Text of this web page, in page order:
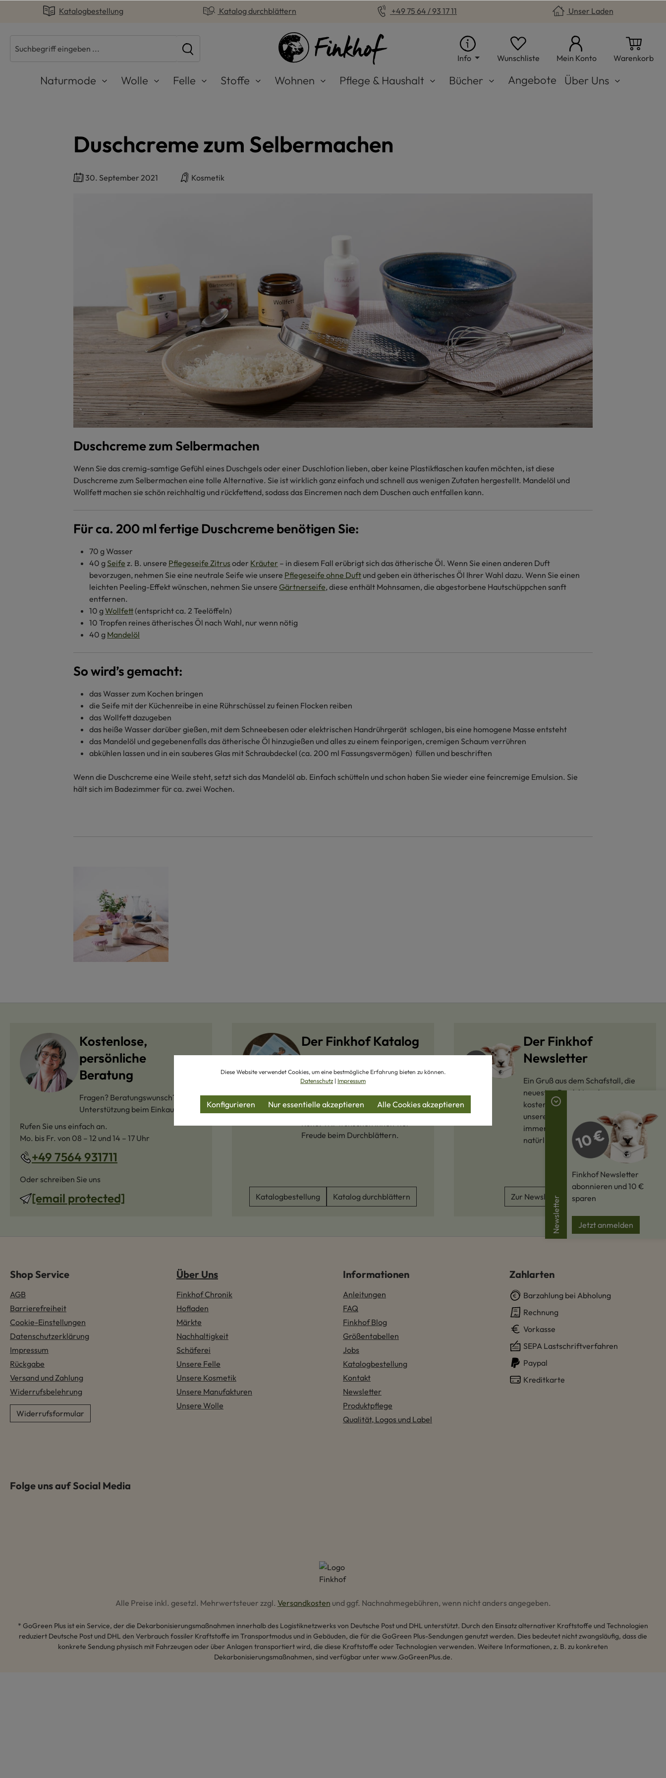
Zur Hauptnavigation springen
Katalogbestellung Katalog durchblättern +49 75 64 / 93 17 11 Unser Laden
Info Wunschliste Du hast 0 Produkte auf dem
Mein Konto Warenkorb
Naturmode Wolle Felle Stoffe Wohnen Pflege & Haushalt Bücher Angebote Über Uns
Duschcreme zum Selbermachen
30. September 2021 Kosmetik
Duschcreme zum Selbermachen
Wenn Sie das cremig-samtige Gefühl eines Duschgels oder einer Duschlotion lieben, aber keine Plastikflaschen kaufen möchten, ist diese
Duschcreme zum Selbermachen eine tolle Alternative. Sie ist wirklich ganz einfach und schnell aus wenigen Zutaten hergestellt. Mandelöl und
Wollfett machen sie schön reichhaltig und rückfettend, sodass das Eincremen nach dem Duschen auch entfallen kann.
Für ca. 200 ml fertige Duschcreme benötigen Sie:
70 g Wasser
40 g Seife z. B. unsere Pflegeseife Zitrusoder Kräuter – in diesem Fall erübrigt sich das ätherische Öl. Wenn Sie einen anderen Duft
bevorzugen, nehmen Sie eine neutrale Seife wie unsere Pflegeseife ohne Duft und geben ein ätherisches Öl Ihrer Wahl dazu. Wenn Sie einen
leichten Peeling-Effekt wünschen, nehmen Sie unsere Gärtnerseife, diese enthält Mohnsamen, die abgestorbene Hautschüppchen sanft
entfernen.
10 g Wollfett(entspricht ca. 2 Teelöffeln)
10 Tropfen reines ätherisches Öl nach Wahl, nur wenn nötig
40 g Mandelöl
So wird’s gemacht:
das Wasser zum Kochen bringen
die Seife mit der Küchenreibe in eine Rührschüssel zu feinen Flocken reiben
das Wollfett dazugeben
das heiße Wasser darüber gießen, mit dem Schneebesen oder elektrischen Handrührgerät schlagen, bis eine homogene Masse entsteht
das Mandelöl und gegebenenfalls das ätherische Öl hinzugießen und alles zu einem feinporigen, cremigen Schaum verrühren
abkühlen lassen und in ein sauberes Glas mit Schraubdeckel (ca. 200 ml Fassungsvermögen) füllen und beschriften
Wenn die Duschcreme eine Weile steht, setzt sich das Mandelöl ab. Einfach schütteln und schon haben Sie wieder eine feincremige Emulsion. Sie
hält sich im Badezimmer für ca. zwei Wochen.
Kostenlose,
persönliche
Beratung
Fragen? Beratungswunsch?
Unterstützung beim Einkauf?
Rufen Sie uns einfach an.
Mo. bis Fr. von 08 – 12 und 14 – 17 Uhr
+49 7564 931711
Oder schreiben Sie uns
[email protected]
Der Finkhof Katalog
Katalog kostenlos zu sich nach
Hause und entdecken Sie
Naturmode, Bio-Wollgarne und
ausgewählte Fellprodukte in aller
Ruhe. Wir wünschen Ihnen viel
Freude beim Durchblättern.
Katalogbestellung Katalog durchblättern
Der Finkhof
Newsletter
Ein Gruß aus dem Schafstall, die
neuesten Produkte oder
kostenlose Strickanleitungen: Mit
unserer „Schäfchenpost“ sind Sie
immer auf dem Laufenden –
natürlich jederzeit kündbar.
Zur Newsletterbestellung
Shop Service
AGB
Barrierefreiheit
Cookie-Einstellungen
Datenschutzerklärung
Impressum
Rückgabe
Versand und Zahlung
Widerrufsbelehrung
Widerrufsformular
Über Uns
Finkhof Chronik
Hofladen
Märkte
Nachhaltigkeit
Schäferei
Unsere Felle
Unsere Kosmetik
Unsere Manufakturen
Unsere Wolle
Informationen
Anleitungen
FAQ
Finkhof Blog
Größentabellen
Jobs
Katalogbestellung
Kontakt
Newsletter
Produktpflege
Qualität, Logos und Label
Zahlarten
Barzahlung bei Abholung
Rechnung
Vorkasse
SEPA Lastschriftverfahren
Paypal
Kreditkarte
Folge uns auf Social Media
Alle Preise inkl. gesetzl. Mehrwertsteuer zzgl. Versandkosten und ggf. Nachnahmegebühren, wenn nicht anders angegeben.
* GoGreen Plus ist ein Service, der die Dekarbonisierungsmaßnahmen innerhalb des Logistiknetzwerks von Deutsche Post und DHL unterstützt. Durch den Einsatz alternativer Kraftstoffe und Technologien
reduziert Deutsche Post und DHL den Verbrauch fossiler Kraftstoffe im Transportmodus und in Gebäuden, die für die GoGreen Plus-Sendungen genutzt werden. Dies bedeutet nicht zwangsläufig, dass die
konkrete Sendung physisch mit Fahrzeugen oder über Anlagen transportiert wird, die diese Kraftstoffe oder Technologien verwenden. Weitere Informationen, z. B. zu konkreten
Dekarbonisierungsmaßnahmen, sind verfügbar unter www.GoGreenPlus.de.
Newsletter
Finkhof Newsletter
abonnieren und 10 €
sparen
Jetzt anmelden
Diese Website verwendet Cookies, um eine bestmögliche Erfahrung bieten zu können.
Datenschutz | Impressum
Nur essentielle akzeptieren
Konfigurieren Alle Cookies akzeptieren